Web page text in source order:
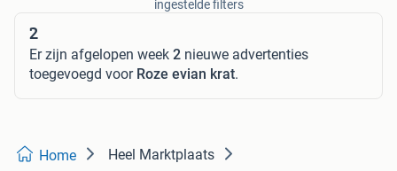
ingestelde filters
2
Er zijn afgelopen week 2 nieuwe advertenties
toegevoegd voor Roze evian krat.
Home Heel Marktplaats